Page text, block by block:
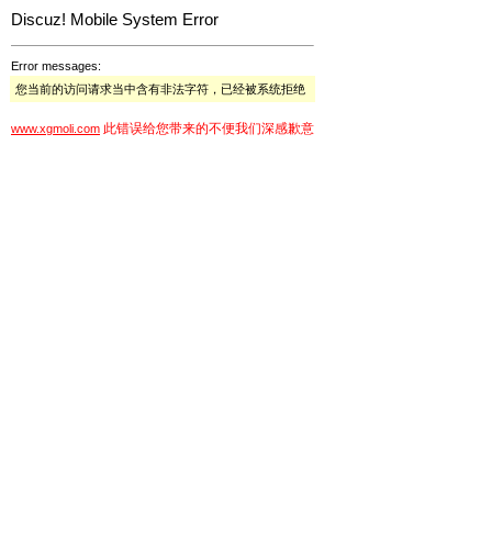
Discuz! Mobile System Error
Error messages:
您当前的访问请求当中含有非法字符，已经被系统拒绝
www.xgmoli.com 此错误给您带来的不便我们深感歉意